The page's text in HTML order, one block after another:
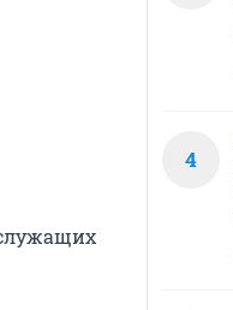
4